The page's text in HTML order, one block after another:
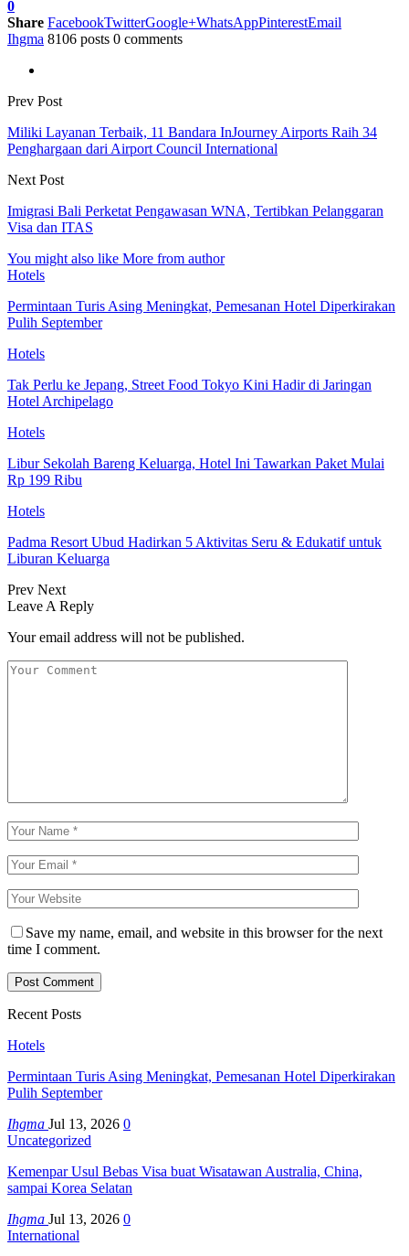
0
Share FacebookTwitterGoogle+WhatsAppPinterestEmail
Ihgma 8106 posts 0 comments
Prev Post
Miliki Layanan Terbaik, 11 Bandara InJourney Airports Raih 34
Penghargaan dari Airport Council International
Next Post
Imigrasi Bali Perketat Pengawasan WNA, Tertibkan Pelanggaran
Visa dan ITAS
You might also like More from author
Hotels
Permintaan Turis Asing Meningkat, Pemesanan Hotel Diperkirakan
Pulih September
Hotels
Tak Perlu ke Jepang, Street Food Tokyo Kini Hadir di Jaringan
Hotel Archipelago
Hotels
Libur Sekolah Bareng Keluarga, Hotel Ini Tawarkan Paket Mulai
Rp 199 Ribu
Hotels
Padma Resort Ubud Hadirkan 5 Aktivitas Seru & Edukatif untuk
Liburan Keluarga
Prev Next
Leave A Reply
Your email address will not be published.
Save my name, email, and website in this browser for the next
time I comment.
Recent Posts
Hotels
Permintaan Turis Asing Meningkat, Pemesanan Hotel Diperkirakan
Pulih September
Ihgma Jul 13, 2026 0
Uncategorized
Kemenpar Usul Bebas Visa buat Wisatawan Australia, China,
sampai Korea Selatan
Ihgma Jul 13, 2026 0
International